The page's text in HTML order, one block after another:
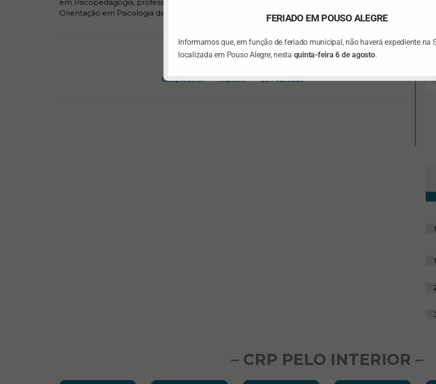
em Psicopedagogia, professora universitária. Conselheira e coordenadora da Comissão de
Orientação em Psicologia de Emergências e Desastres do CRP-MG.
Compartilhar Imprimir 284Curtidas
– CRP PELO INTERIOR –
FERIADO EM POUSO ALEGRE
Informamos que, em função de feriado municipal, não haverá expediente na
localizada em Pouso Alegre, nesta quinta-feira 6 de agosto.